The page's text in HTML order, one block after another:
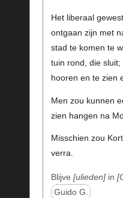
Het liberaal
ontgaan zijn met
stad te komen te
tuin rond, die
hooren en te zien
Men zou kunnen
zien hangen na
Misschien zou
verra.
Blijve ulieden in
Guido G.